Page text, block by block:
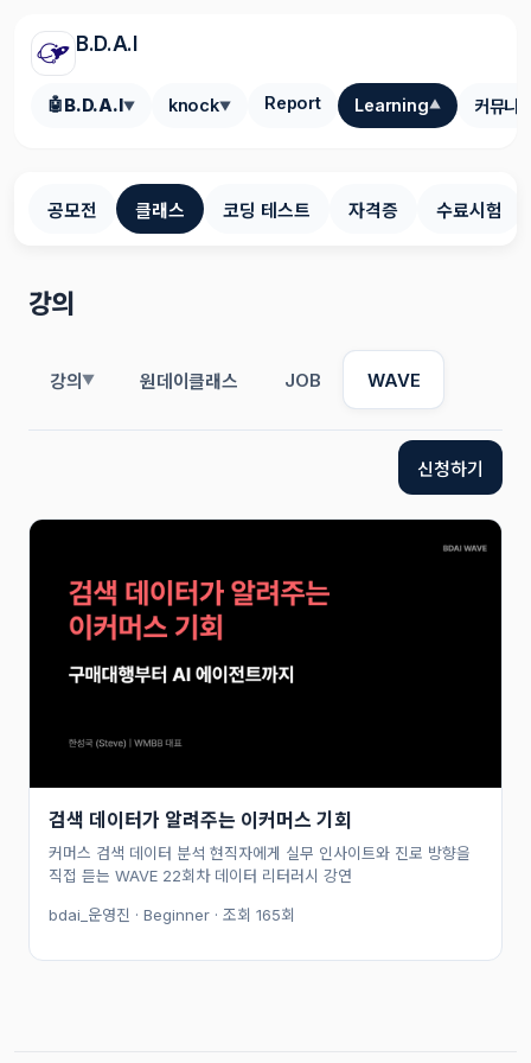
B.D.A.I
🤖B.D.A.I▼ knock▼ Report Learning▼ 커뮤니
공모전 클래스 코딩 테스트 자격증 수료시험
강의
강의▼ 원데이클래스 JOB WAVE
신청하기
검색 데이터가 알려주는 이커머스 기회
커머스 검색 데이터 분석 현직자에게 실무 인사이트와 진로 방향을
직접 듣는 WAVE 22회차 데이터 리터러시 강연
bdai_운영진 · Beginner · 조회 165회